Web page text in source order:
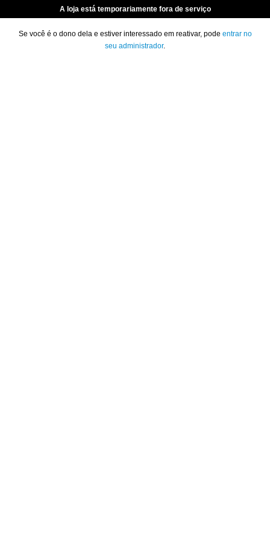
A loja está temporariamente fora de serviço
Se você é o dono dela e estiver interessado em reativar, pode entrar no
seu administrador.